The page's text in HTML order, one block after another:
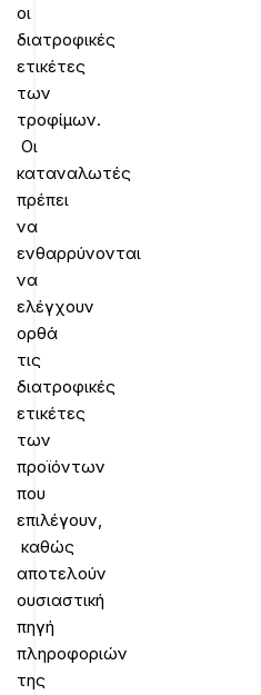
οι
διατροφικές
ετικέτες
των
τροφίμων.
Οι
καταναλωτές
πρέπει
να
ενθαρρύνονται
να
ελέγχουν
ορθά
τις
διατροφικές
ετικέτες
των
προϊόντων
που
επιλέγουν,
καθώς
αποτελούν
ουσιαστική
πηγή
πληροφοριών
της